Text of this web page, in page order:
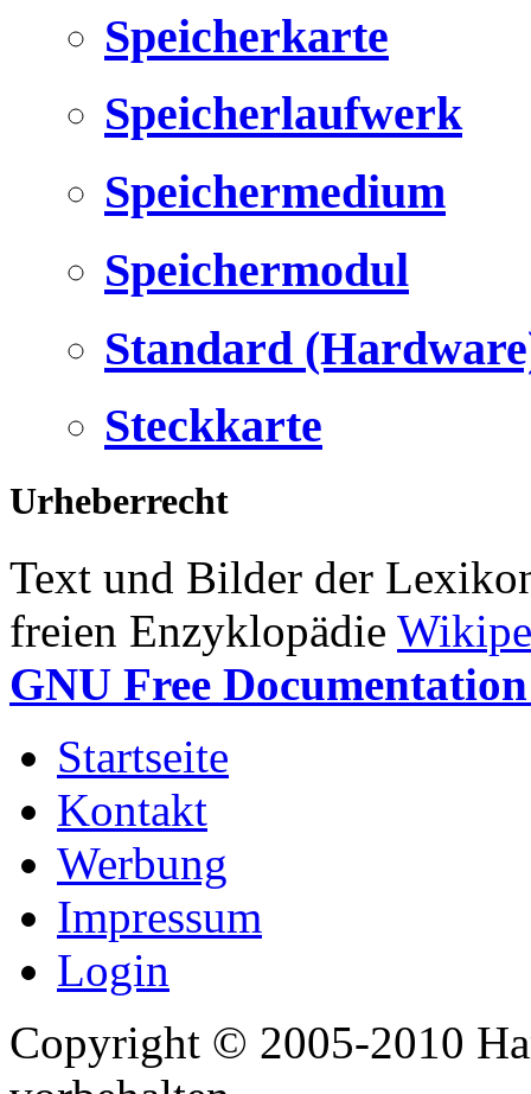
Speicherkarte
Speicherlaufwerk
Speichermedium
Speichermodul
Standard
Steckkarte
Urheberrecht
Text und Bilder der
freien Enzyklopädie
GNU Free
Startseite
Kontakt
Werbung
Impressum
Login
Copyright © 2005-2010